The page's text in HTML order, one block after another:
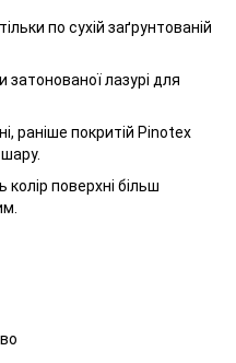
по сухій заґрунтованій
лазурі для
раніше покритій Pinotex
поверхні більш